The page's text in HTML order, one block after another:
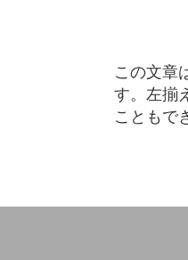
この文章
す。左揃
こともで